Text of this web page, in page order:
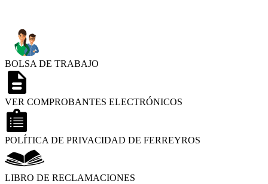
BOLSA DE TRABAJO
VER COMPROBANTES ELECTRÓNICOS
POLÍTICA DE PRIVACIDAD DE FERREYROS
LIBRO DE RECLAMACIONES